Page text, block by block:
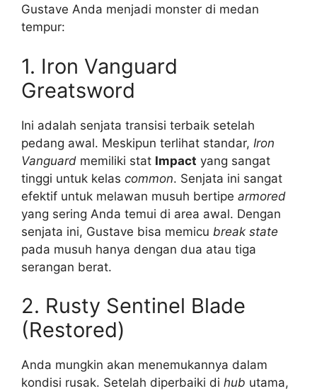
Gustave Anda menjadi monster di medan
tempur:
1. Iron Vanguard
Greatsword
Ini adalah senjata transisi terbaik setelah
pedang awal. Meskipun terlihat standar, Iron
Vanguard memiliki stat Impact yang sangat
tinggi untuk kelas common. Senjata ini sangat
efektif untuk melawan musuh bertipe armored
yang sering Anda temui di area awal. Dengan
senjata ini, Gustave bisa memicu break state
pada musuh hanya dengan dua atau tiga
serangan berat.
2. Rusty Sentinel Blade
(Restored)
Anda mungkin akan menemukannya dalam
kondisi rusak. Setelah diperbaiki di hub utama,